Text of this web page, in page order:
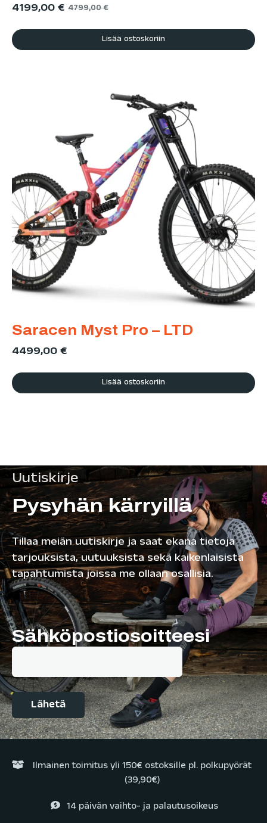
4199,00€ 4799,00€
Lisää ostoskoriin
Saracen Myst Pro – LTD
4499,00€
Lisää ostoskoriin
Uutiskirje
Pysyhän kärryillä
Tillaa meiän uutiskirje ja saat ekana tietoja
tarjouksista, uutuuksista sekä kaikenlaisista
tapahtumista joissa me ollaan osallisia.
Sähköpostiosoitteesi
Ilmainen toimitus yli 150€ ostoksille pl. polkupyörät
(39,90€)
14 päivän vaihto- ja palautusoikeus